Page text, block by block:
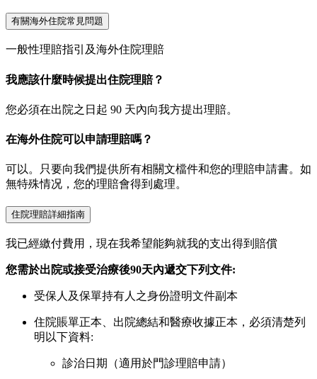
有關海外住院常見問題
一般性理賠指引及海外住院理賠
我應該什麼時候提出住院理賠？
您必須在出院之日起 90 天內向我方提出理賠。
在海外住院可以申請理賠嗎？
可以。只要向我們提供所有相關文檔件和您的理賠申請書。如
無特殊情况，您的理賠會得到處理。
住院理賠詳細指南
我已經繳付費用，現在我希望能夠就我的支出得到賠償
您需於出院或接受治療後90天內遞交下列文件:
受保人及保單持有人之身份證明文件副本
住院賬單正本、出院總結和醫療收據正本，必須清楚列
明以下資料:
診治日期（適用於門診理賠申請）